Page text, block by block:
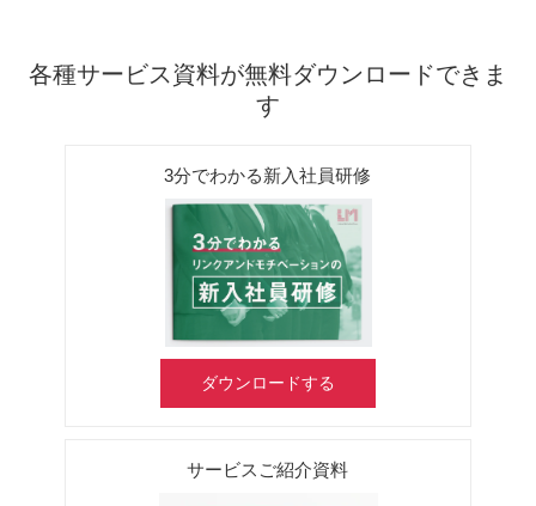
各種サービス資料が無料ダウンロードできま
す
3分でわかる新入社員研修
ダウンロードする
サービスご紹介資料